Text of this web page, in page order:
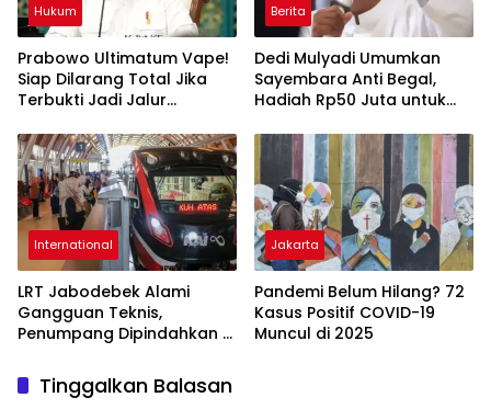
Hukum
Prabowo Ultimatum Vape!
Siap Dilarang Total Jika
Terbukti Jadi Jalur
Berita
Dedi Mulyadi Umumkan
Sayembara Anti Begal,
Hadiah Rp50 Juta untuk
Pelaku Kejahatan!
International
LRT Jabodebek Alami
Gangguan Teknis,
Penumpang Dipindahkan di
Jakarta
Pandemi Belum Hilang? 72
Kasus Positif COVID-19
Muncul di 2025
Tinggalkan Balasan